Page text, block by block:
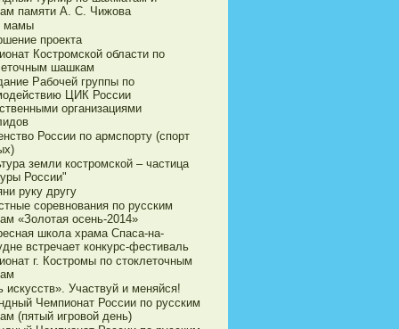
памяти А. С. Чижова
мамы
проекта
Костромской области по
шашкам
Рабочей группы по
ЦИК России
организациями
России по армспорту (спорт
земли костромской – частица
России"
руку другу
соревнования по русским
«Золотая осень-2014»
школа храма Спаса-на-
встречает конкурс-фестиваль
г. Костромы по стоклеточным
искусств». Участвуй и меняйся!
Чемпионат России по русским
(пятый игровой день)